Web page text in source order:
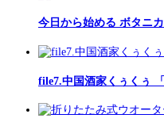
今日から始める ボタニ
file7.中国酒家くぅくぅ